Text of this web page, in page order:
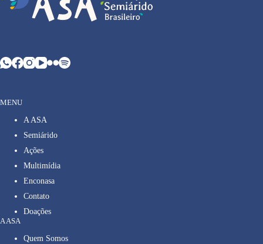
MENU
A ASA
Semiárido
Ações
Multimídia
Enconasa
Contato
Doações
A ASA
Quem Somos